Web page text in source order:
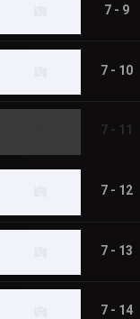
7 - 9
7 - 10
7 - 11
7 - 12
7 - 13
7 - 14